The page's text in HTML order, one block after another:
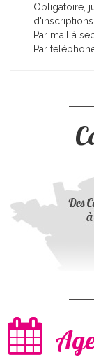
Obligatoire,
Par mail à
Par